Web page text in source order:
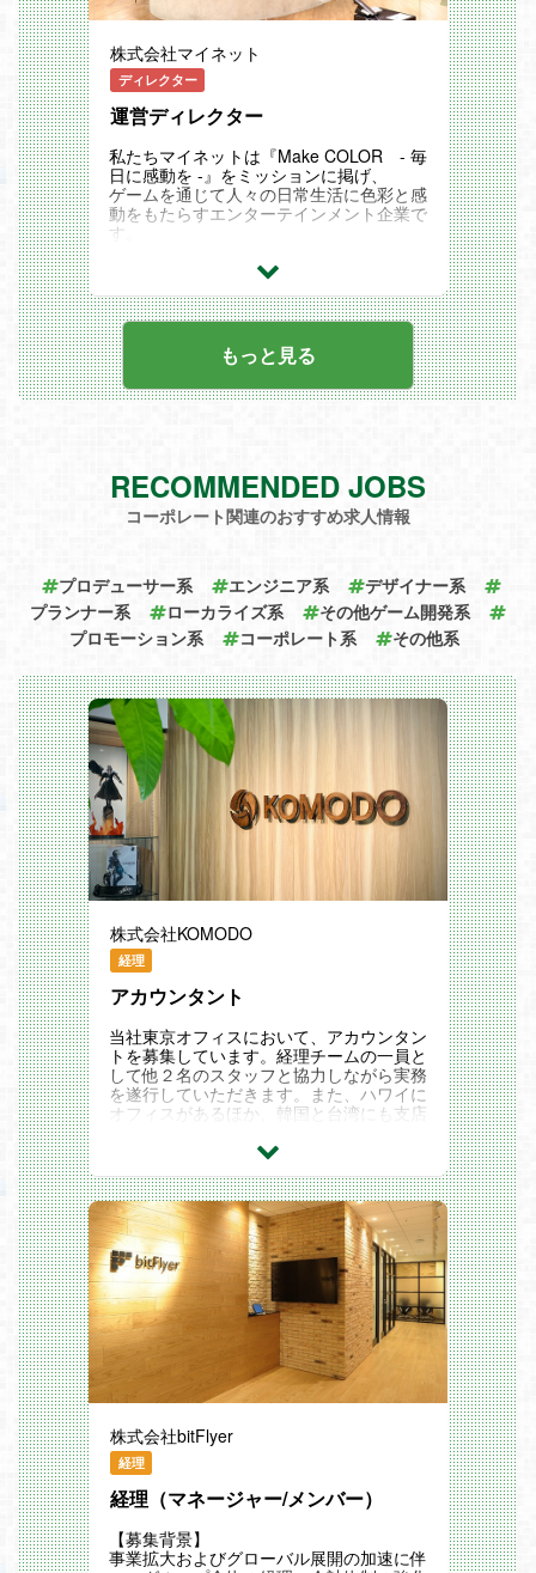
※運営タイトル（一部）こちらをご参照く
https://www.mynet.co.jp/titles?and-taxono
my_titles_category[]=available
累計80本超のゲーム運営で蓄積されたデ
ータ・アセット・ノウハウのシェアリング
による競争力を活かし、
長期運営・長期利益化を可能とするこのビ
ジネスモデルは、多くのゲームメーカー様
から引き合いをいただいております。
連動型ゲーム「ファンタジースポーツ」を
ファンの皆様が試合を観戦する日やスポー
ツそのものを、より楽しみにしてくれるコ
ンテンツを新規開発しています。
職務内容
＜タイトル運営／開発経験を活かし、ディ
全てのゲームタイトルの長期発展を目指す
当社ゲーム事業のさらなる成長をはかるべ
く、
今後の中核となっていただくプランナーを
ご入社後2～3年を目安に、大規模ゲーム
タイトルのリーダーやディレクターとして
活躍いただくことを期待しております。
※新卒入社後、2年でディレクターに抜擢
＜具体的には＞
※いきなり全てお任せするわけではなく、
お強みの領域からお任せいたします！
・外注管理、開発ディレクション、クリエ
イティブ制作ディレクション
・タイトル運営に伴うKPI分析
・定常コンテンツ、イベント、ガチャなど
の企画、設計、企画書作成、仕様書作成
・レベルデザイン（インゲーム設計、キャ
ラ／装備設計、バトル設計）
・運営経験を活かせるとともに、当社のデ
ータ活用手法などを用いて運営の力をさら
に磨くことができます
・タイトル数が多く、多くの開発会社のタ
イトルを運営しているため、一社にいなが
ら業界内の様々なタイトルを経験できま
す。また、これまでの運営事業のつながり
から多くの開発会社から開発依頼をいただ
くため、一社にいながら業界内の様々なタ
・大手パブリッシャーの大規模な非公開タ
イトルも運営しており、小規模チームから
大規模チームまで、幅広いタイトル運営に
携わることができます
・運営経験を生かしたキャリアアップが実
現できます
・運営だけでなく、新規タイトルやサービ
スの開発を担っているメンバーももちろん
おります
▼キャリアインタビュー
https://gamebiz.jp/news/346878
▼移管プロデューサーインタビュー
入社後のキャリアパス
＜運営重視のキャリアアップ＞
多くのタイトルを運営している当社だから
こそ、運営の経験を活かしさらに成長させ
る機会が豊富。また他社から買収を続ける
からこそ新たな機会も多くあります。
また運営でのキャリアを重視する当社で
株式会社マイネット
ディレクター
運営ディレクター
私たちマイネットは『Make COLOR - 毎
日に感動を -』をミッションに掲げ、
ゲームを通じて人々の日常生活に色彩と感
動をもたらすエンターテインメント企業で
す。
イル集客SaaS等、複数の事業創出を経
て、
直近はゲームタイトルを買い取り運営する
セカンダリー形式を主軸に事業成長をはか
ってきました。
ゲーム事業ではゲームタイトルを買い取り
運営するセカンダリー形式にとどまらず、
ます。
※運営タイトル（一部）
こちらをご参照ください
累計80本超のゲーム運営で蓄積されたデ
ータ・アセット・ノウハウのシェアリング
による競争力を活かし、
長期運営・長期利益化を可能とするこのビ
ジネスモデルは、多くのゲームメーカー様
から引き合いをいただいております。
また、新規事業ではプロリーグ公認の現実
連動型ゲーム「ファンタジースポーツ」を
展開しており、
ファンの皆様が試合を観戦する日やスポー
ツそのものを、より楽しみにしてくれるコ
ンテンツを新規開発しています。
職務内容
＜タイトル運営経験を活かし、ディレクタ
ーへの挑戦が可能＞
「10年空間」をテーマに全てのゲームタ
イトルの長期発展を目指す当社ゲーム事業
のさらなる成長をはかるべく、今後の中核
となっていただくディレクターを募集しま
＜具体的には＞
・担当ゲームタイトルの方針策定
・タイトル運営／開発のKPI分析、企画立
案
管理などのディレクション業務
仕事の魅力
・運営／開発経験を活かせるとともに、当
社のデータ活用手法などを用いて運営／開
発の力をさらに磨くことができます
・タイトル数が多く、多くの開発会社のタ
イトルを運営しているため、一社にいなが
ら業界内の様々なタイトルを経験できま
す また、これまでの運営事業のつながり
から多くの開発会社から開発依頼をいただ
くため、一社にいながら業界内の様々なタ
・運営／開発経験を生かしたキャリアアッ
プが実現できます
▼キャリアインタビュー
https://gamebiz.jp/news/346878
▼移管プロデューサーインタビュー
もっと見る
RECOMMENDED JOBS
コーポレート関連のおすすめ求人情報
プロデューサー系 エンジニア系
デザイナー系
プランナー系
ローカライズ系
その他ゲーム開発系
プロモーション系
コーポレート系 その他系
株式会社KOMODO
経理
アカウンタント
当社東京オフィスにおいて、アカウンタン
トを募集しています。経理チームの一員と
して他２名のスタッフと協力しながら実務
を遂行していただきます。また、ハワイに
オフィスがあるほか、韓国と台湾にも支店
引について様々な経験を積むことができま
す。
適任者はゲームやマンガが好きで、日々の
帳簿管理や月次決算業務に責任を負うこと
を楽しめる方です。VP･ファイナンスや経
理チームと緊密に連携し、興味深く実践的
な経理スキルを身につけ応用できる、理想
的な環境で働くことができます。
月次手数料報告書の作成
Freee会計システムを使用した仕訳の作成
月次および年次決算プロセスの担当
企業間および支店間の口座管理
オンライン･バンキングによる支払いと月
予算やキャッシュフロー予測作成のサポー
ト
現金、在庫、売上などの残高や動きを分析
するための定期的なレポート作成
経費精算業務
小口現金やオフィス総務業務など、必要に
応じた管理業務のサポート
株式会社bitFlyer
経理
経理（マネージャー/メンバー）
【募集背景】
事業拡大およびグローバル展開の加速に伴